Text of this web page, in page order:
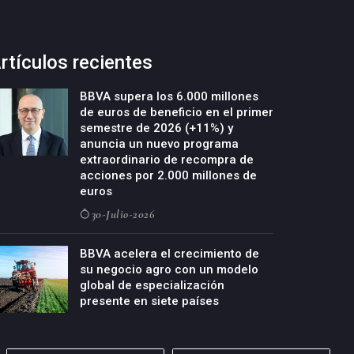
recientes
BBVA supera los 6.000 millones
de euros de beneficio en el primer
semestre de 2026 (+11%) y
anuncia un nuevo programa
extraordinario de recompra de
acciones por 2.000 millones de
euros
30-Julio-2026
BBVA acelera el crecimiento de
su negocio agro con un modelo
global de especialización
presente en siete países